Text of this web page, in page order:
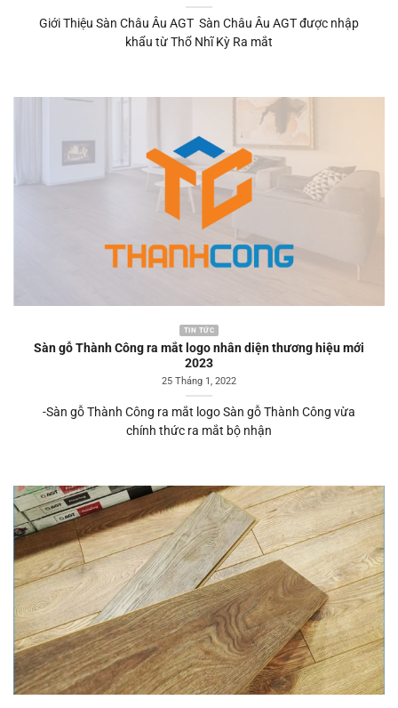
Giới Thiệu Sàn Châu Âu AGT Sàn Châu Âu AGT được nhập
khẩu từ Thổ Nhĩ Kỳ Ra mắt
TIN TỨC
Sàn gỗ Thành Công ra mắt logo nhân diện thương hiệu mới
2023
25 Tháng 1, 2022
-Sàn gỗ Thành Công ra mắt logo Sàn gỗ Thành Công vừa
chính thức ra mắt bộ nhận